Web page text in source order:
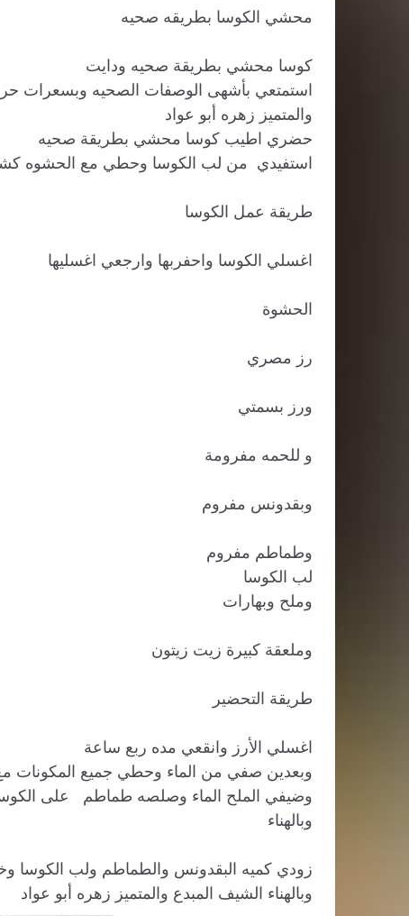
وبالهناء الشيف المبدع والمتميز زهره أبو عواد